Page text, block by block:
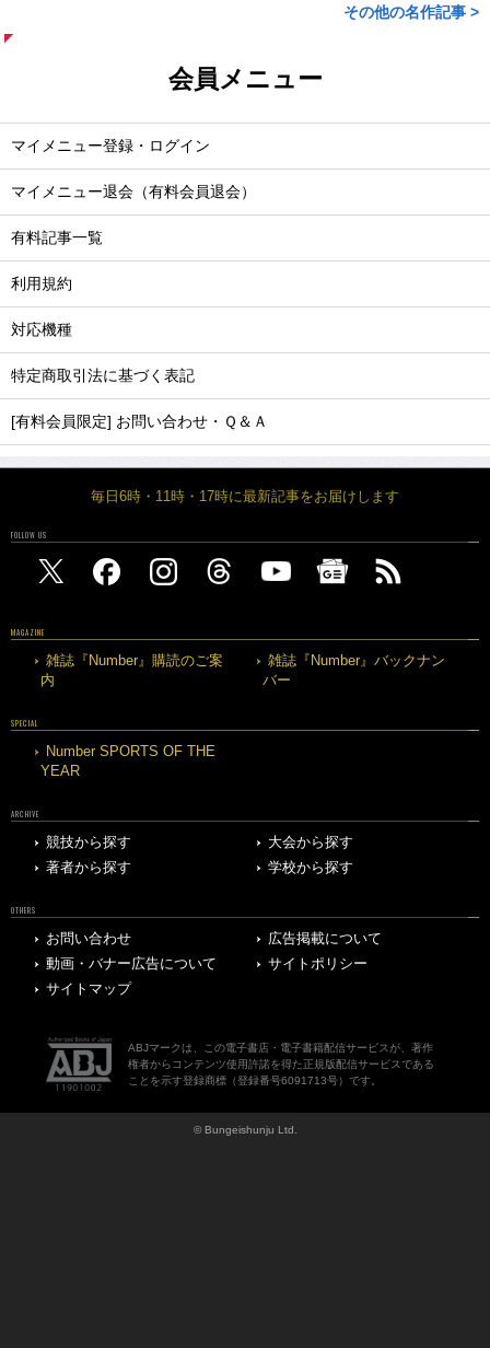
その他の名作記事 >
会員メニュー
マイメニュー登録・ログイン
マイメニュー退会（有料会員退会）
有料記事一覧
利用規約
対応機種
特定商取引法に基づく表記
[有料会員限定] お問い合わせ・Ｑ＆Ａ
毎日6時・11時・17時に最新記事をお届けします
FOLLOW US
MAGAZINE
雑誌『Number』購読のご案
内
雑誌『Number』バックナン
バー
SPECIAL
Number SPORTS OF THE
YEAR
ARCHIVE
競技から探す
大会から探す
著者から探す
学校から探す
OTHERS
お問い合わせ
広告掲載について
動画・バナー広告について
サイトポリシー
サイトマップ
ABJマークは、この電子書店・電子書籍配信サービスが、著作
権者からコンテンツ使用許諾を得た正規版配信サービスである
ことを示す登録商標（登録番号6091713号）です。
© Bungeishunju Ltd.